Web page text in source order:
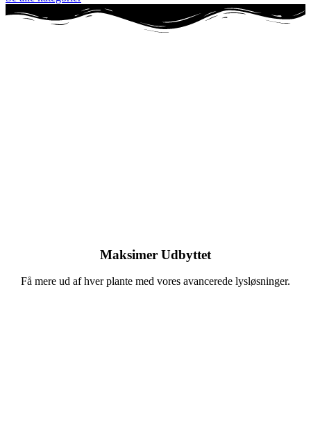
Maksimer Udbyttet
Få mere ud af hver plante med vores avancerede lysløsninger.